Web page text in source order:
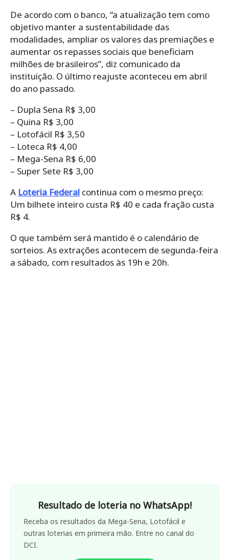
De acordo com o banco, “a atualização tem como
objetivo manter a sustentabilidade das
modalidades, ampliar os valores das premiações e
aumentar os repasses sociais que beneficiam
milhões de brasileiros”, diz comunicado da
instituição. O último reajuste aconteceu em abril
do ano passado.
– Dupla Sena R$ 3,00
– Quina R$ 3,00
– Lotofácil R$ 3,50
– Loteca R$ 4,00
– Mega-Sena R$ 6,00
– Super Sete R$ 3,00
A Loteria Federal continua com o mesmo preço:
Um bilhete inteiro custa R$ 40 e cada fração custa
R$ 4.
O que também será mantido é o calendário de
sorteios. As extrações acontecem de segunda-feira
a sábado, com resultados às 19h e 20h.
Resultado de loteria no WhatsApp!
Receba os resultados da Mega-Sena, Lotofácil e
outras loterias em primeira mão. Entre no canal do
DCI.